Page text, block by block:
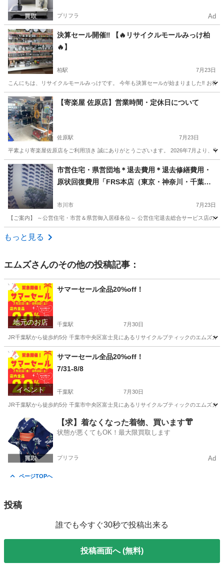
プリフラ Ad
決算セール開催‼ 【🔥リサイクルモールみっけ柏
🔥】
柏駅 7月23日
こんにちは、リサイクルモールみっけです。 今年も決算セールが始まりました‼ お
千葉 柏市 柏駅 リサイクルショップ 出張買取
【寄楽屋 佐原店】営業時間・定休日について
佐原駅 7月23日
平素より寄楽屋佐原店をご利用頂き 誠にありがとうございます。 2026年7月より
千葉 香取市 佐原駅 リサイクルショップ
市営住宅・県営団地＊退去費用＊退去修繕費用・
原状回復費用「FRS本店（東京・神奈川・千葉・
市川市 7月23日
【ご案内】 ～公営住宅・市営＆県営御入居様各位～ 公営住宅退去総合サービス店の
千葉 市川市
もっと見る
エムズさんのその他の投稿記事：
地元のお店
サマーセール全品20%off！
千葉駅 7月30日
JR千葉駅から徒歩約5分 千葉市中央区富士見にあるリサイクルブティックのエムズ
千葉 千葉市 リサイクルショップ
イベント
サマーセール全品20%off！
7/31-8/8
千葉駅 7月30日
JR千葉駅から徒歩約5分 千葉市中央区富士見にあるリサイクルブティックのエムズ
千葉 千葉市 千葉駅 キャンペーン サマー
【求】着なくなった着物、買います👘
状態が悪くてもOK！最大限買取します
プリフラ Ad
ページTOPへ
投稿
誰でも今すぐ30秒で投稿出来る
投稿画面へ (無料)